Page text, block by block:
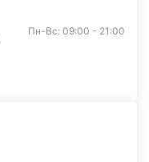
Пн-Вс: 09:00 - 21:00